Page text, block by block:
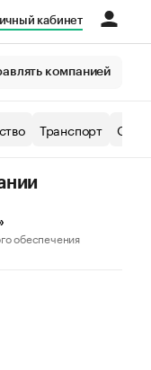
кабинет
компанией
Транспорт
обеспечения